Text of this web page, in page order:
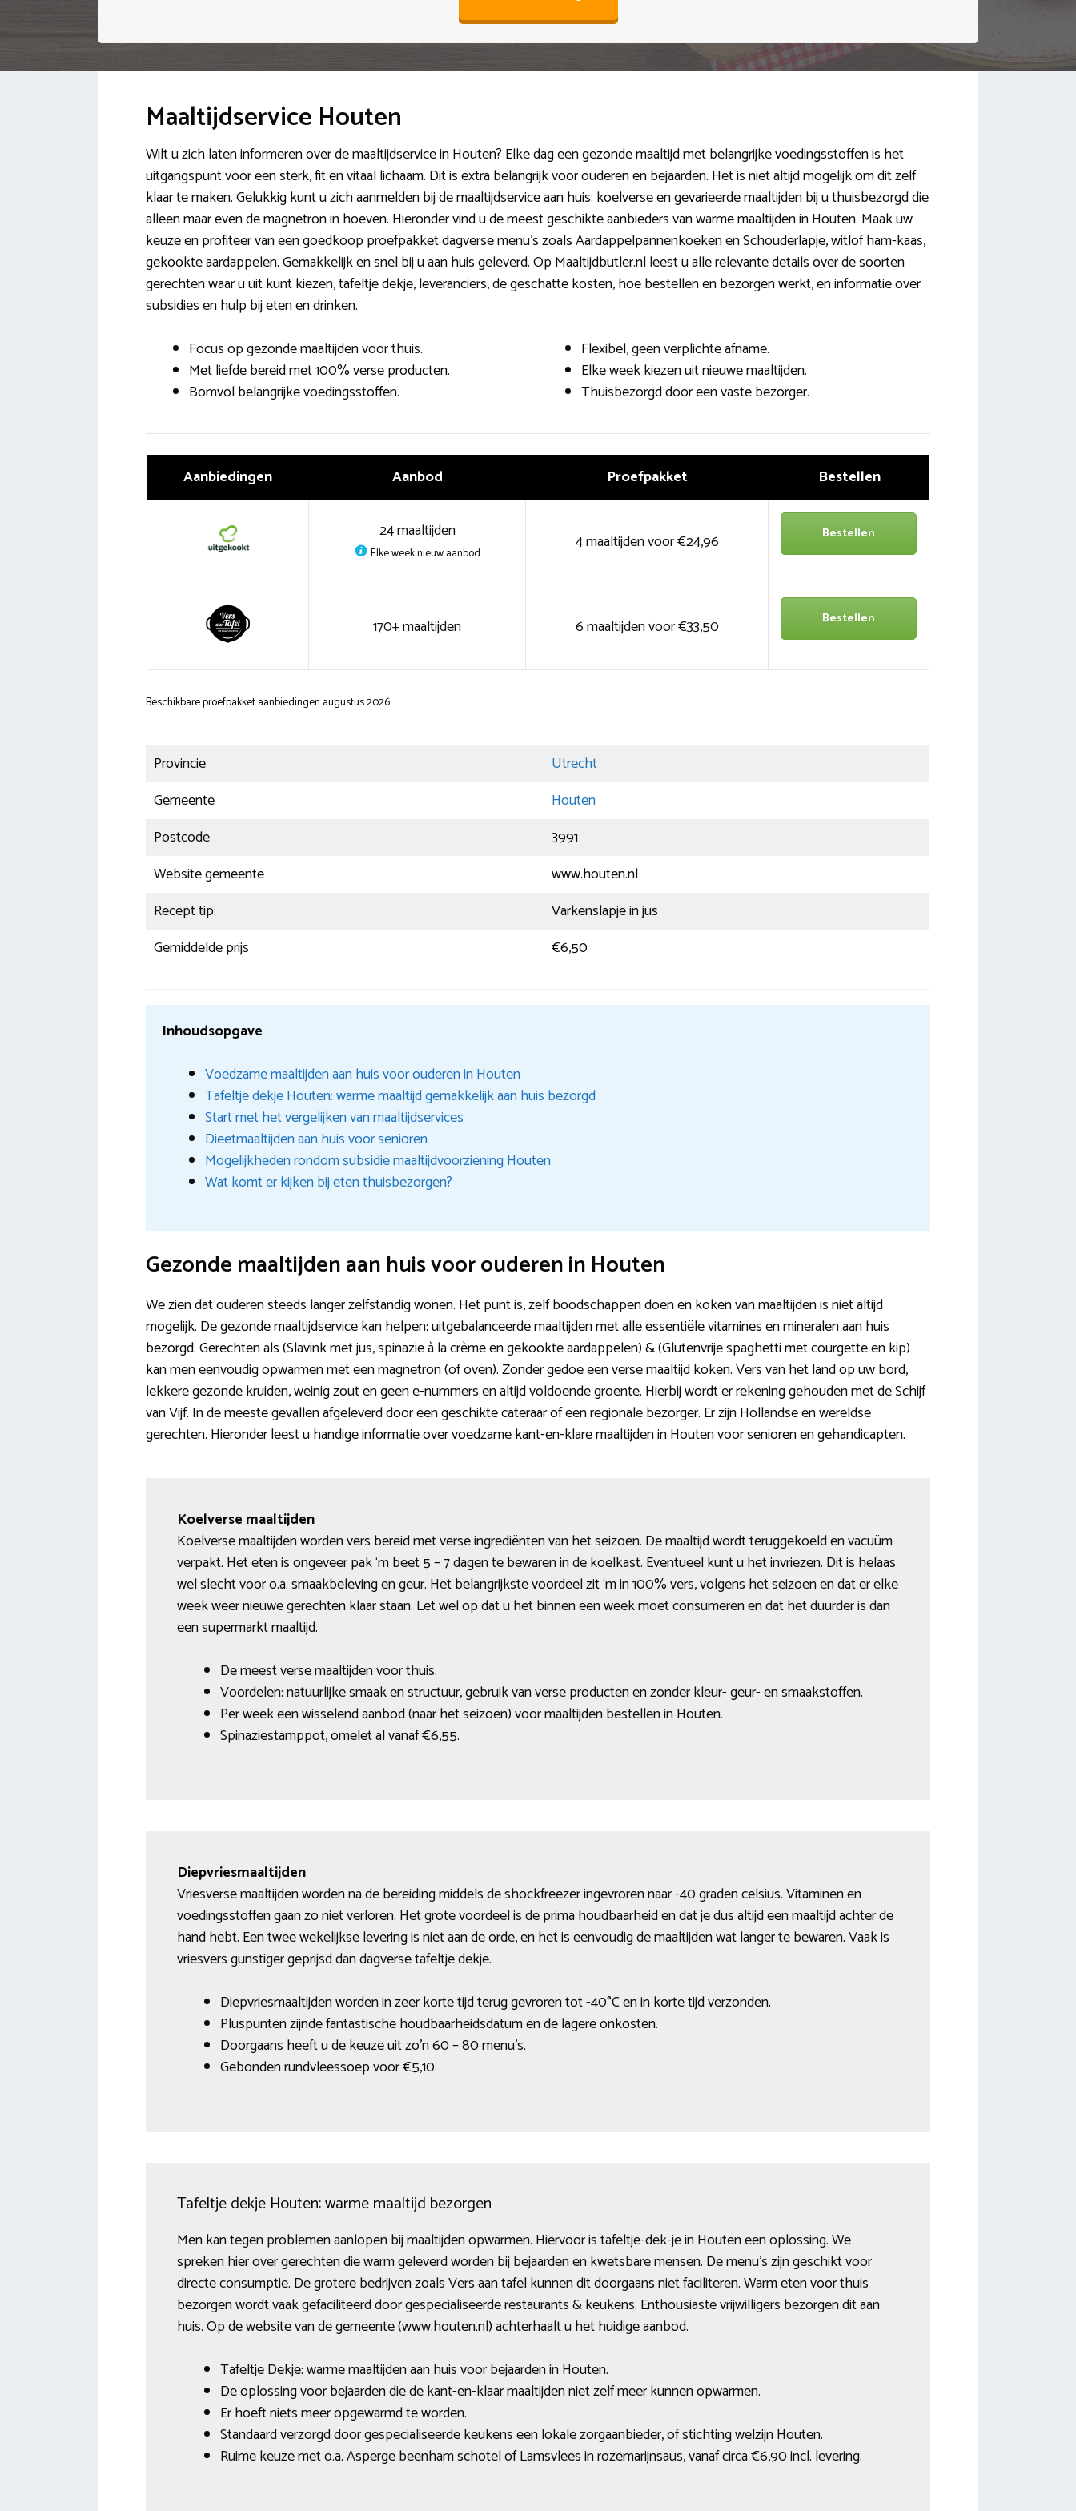
Maaltijdservice Houten
Wilt u zich laten informeren over de maaltijdservice in Houten? Elke dag een gezonde maaltijd met belangrijke voedingsstoffen is het
uitgangspunt voor een sterk, fit en vitaal lichaam. Dit is extra belangrijk voor ouderen en bejaarden. Het is niet altijd mogelijk om dit zelf
klaar te maken. Gelukkig kunt u zich aanmelden bij de maaltijdservice aan huis: koelverse en gevarieerde maaltijden bij u thuisbezorgd die
alleen maar even de magnetron in hoeven. Hieronder vind u de meest geschikte aanbieders van warme maaltijden in Houten. Maak uw
keuze en profiteer van een goedkoop proefpakket dagverse menu’s zoals Aardappelpannenkoeken en Schouderlapje, witlof ham-kaas,
gekookte aardappelen. Gemakkelijk en snel bij u aan huis geleverd. Op Maaltijdbutler.nl leest u alle relevante details over de soorten
gerechten waar u uit kunt kiezen, tafeltje dekje, leveranciers, de geschatte kosten, hoe bestellen en bezorgen werkt, en informatie over
subsidies en hulp bij eten en drinken.
Focus op gezonde maaltijden voor thuis.
Met liefde bereid met 100% verse producten.
Bomvol belangrijke voedingsstoffen.
Flexibel, geen verplichte afname.
Elke week kiezen uit nieuwe maaltijden.
Thuisbezorgd door een vaste bezorger.
Aanbiedingen Aanbod Proefpakket Bestellen
24 maaltijden
Elke week nieuw aanbod 4 maaltijden voor €24,96 Bestellen
170+ maaltijden 6 maaltijden voor €33,50 Bestellen
Beschikbare proefpakket aanbiedingen augustus 2026
Provincie
Utrecht
Gemeente
Houten
Postcode
3991
Website gemeente
www.houten.nl
Recept tip:
Varkenslapje in jus
Gemiddelde prijs
€6,50
Inhoudsopgave
Voedzame maaltijden aan huis voor ouderen in Houten
Tafeltje dekje Houten: warme maaltijd gemakkelijk aan huis bezorgd
Start met het vergelijken van maaltijdservices
Dieetmaaltijden aan huis voor senioren
Mogelijkheden rondom subsidie maaltijdvoorziening Houten
Wat komt er kijken bij eten thuisbezorgen?
Gezonde maaltijden aan huis voor ouderen in Houten
We zien dat ouderen steeds langer zelfstandig wonen. Het punt is, zelf boodschappen doen en koken van maaltijden is niet altijd
mogelijk. De gezonde maaltijdservice kan helpen: uitgebalanceerde maaltijden met alle essentiële vitamines en mineralen aan huis
bezorgd. Gerechten als (Slavink met jus, spinazie à la crème en gekookte aardappelen) & (Glutenvrije spaghetti met courgette en kip)
kan men eenvoudig opwarmen met een magnetron (of oven). Zonder gedoe een verse maaltijd koken. Vers van het land op uw bord,
lekkere gezonde kruiden, weinig zout en geen e-nummers en altijd voldoende groente. Hierbij wordt er rekening gehouden met de Schijf
van Vijf. In de meeste gevallen afgeleverd door een geschikte cateraar of een regionale bezorger. Er zijn Hollandse en wereldse
gerechten. Hieronder leest u handige informatie over voedzame kant-en-klare maaltijden in Houten voor senioren en gehandicapten.
Koelverse maaltijden
Koelverse maaltijden worden vers bereid met verse ingrediënten van het seizoen. De maaltijd wordt teruggekoeld en vacuüm
verpakt. Het eten is ongeveer pak ‘m beet 5 – 7 dagen te bewaren in de koelkast. Eventueel kunt u het invriezen. Dit is helaas
wel slecht voor o.a. smaakbeleving en geur. Het belangrijkste voordeel zit ‘m in 100% vers, volgens het seizoen en dat er elke
week weer nieuwe gerechten klaar staan. Let wel op dat u het binnen een week moet consumeren en dat het duurder is dan
een supermarkt maaltijd.
De meest verse maaltijden voor thuis.
Voordelen: natuurlijke smaak en structuur, gebruik van verse producten en zonder kleur- geur- en smaakstoffen.
Per week een wisselend aanbod (naar het seizoen) voor maaltijden bestellen in Houten.
Spinaziestamppot, omelet al vanaf €6,55.
Diepvriesmaaltijden
Vriesverse maaltijden worden na de bereiding middels de shockfreezer ingevroren naar -40 graden celsius. Vitaminen en
voedingsstoffen gaan zo niet verloren. Het grote voordeel is de prima houdbaarheid en dat je dus altijd een maaltijd achter de
hand hebt. Een twee wekelijkse levering is niet aan de orde, en het is eenvoudig de maaltijden wat langer te bewaren. Vaak is
vriesvers gunstiger geprijsd dan dagverse tafeltje dekje.
Diepvriesmaaltijden worden in zeer korte tijd terug gevroren tot -40°C en in korte tijd verzonden.
Pluspunten zijnde fantastische houdbaarheidsdatum en de lagere onkosten.
Doorgaans heeft u de keuze uit zo’n 60 – 80 menu’s.
Gebonden rundvleessoep voor €5,10.
Tafeltje dekje Houten: warme maaltijd bezorgen
Men kan tegen problemen aanlopen bij maaltijden opwarmen. Hiervoor is tafeltje-dek-je in Houten een oplossing. We
spreken hier over gerechten die warm geleverd worden bij bejaarden en kwetsbare mensen. De menu’s zijn geschikt voor
directe consumptie. De grotere bedrijven zoals Vers aan tafel kunnen dit doorgaans niet faciliteren. Warm eten voor thuis
bezorgen wordt vaak gefaciliteerd door gespecialiseerde restaurants & keukens. Enthousiaste vrijwilligers bezorgen dit aan
huis. Op de website van de gemeente (www.houten.nl) achterhaalt u het huidige aanbod.
Tafeltje Dekje: warme maaltijden aan huis voor bejaarden in Houten.
De oplossing voor bejaarden die de kant-en-klaar maaltijden niet zelf meer kunnen opwarmen.
Er hoeft niets meer opgewarmd te worden.
Standaard verzorgd door gespecialiseerde keukens een lokale zorgaanbieder, of stichting welzijn Houten.
Ruime keuze met o.a. Asperge beenham schotel of Lamsvlees in rozemarijnsaus, vanaf circa €6,90 incl. levering.